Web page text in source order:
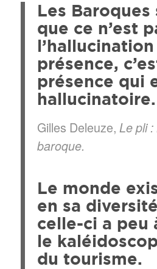
Les Baroques
que ce n’est
présence,
présence qui
hallucinatoire.
Gilles Deleuze, Le pli
baroque.
Le monde
en sa
celle-ci a peu
le
du tourisme.